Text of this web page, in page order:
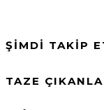
ŞİMDİ TAKİP
TAZE